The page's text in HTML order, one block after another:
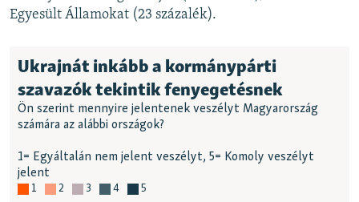
Egyesült Államokat (23 százalék).